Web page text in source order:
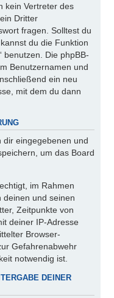
kein Vertreter des
Dritter
fragen. Solltest du
du die Funktion
benutzen. Die phpBB-
Benutzernamen und
ein neu
mit dem du dann
dir eingegebenen und
um das Board
im Rahmen
deinen und seinen
Zeitpunkte von
deiner IP-Adresse
Browser-
Gefahrenabwehr
notwendig ist.
DEINER